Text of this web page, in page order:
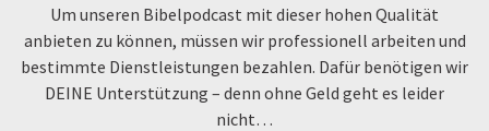
Um unseren Bibelpodcast mit dieser hohen Qualität
anbieten zu können, müssen wir professionell arbeiten und
bestimmte Dienstleistungen bezahlen. Dafür benötigen wir
DEINE Unterstützung – denn ohne Geld geht es leider
nicht…